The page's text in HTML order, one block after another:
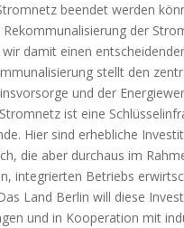
beendet werden
Rekommunalisierung der
damit einen
stellt den
und der
ist eine
Hier sind erhebliche
die aber durchaus im
integrierten Betriebs
Land Berlin will diese
und in Kooperation mit